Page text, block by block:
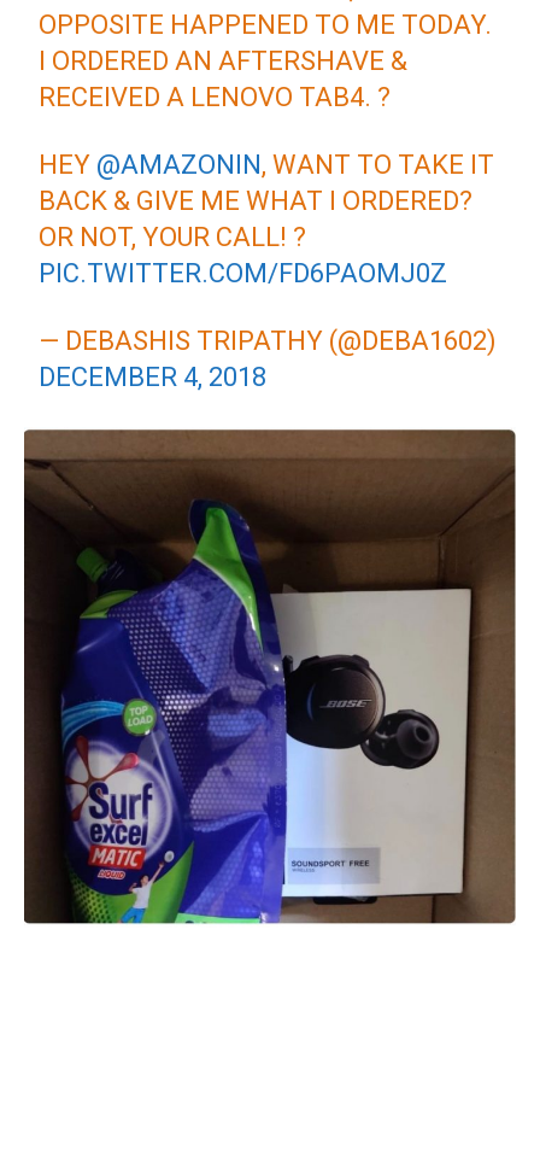
OPPOSITE HAPPENED TO ME TODAY.
I ORDERED AN AFTERSHAVE &
RECEIVED A LENOVO TAB4. ?
HEY @AMAZONIN, WANT TO TAKE IT
BACK & GIVE ME WHAT I ORDERED?
OR NOT, YOUR CALL! ?
PIC.TWITTER.COM/FD6PAOMJ0Z
— DEBASHIS TRIPATHY (@DEBA1602)
DECEMBER 4, 2018